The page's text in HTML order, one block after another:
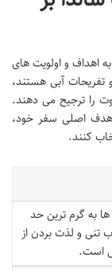
اهداف و اولویت های
آبی هستند،
را ترجیح می دهند.
هدف اصلی سفر خود،
کنند.
به گرم ترین حد
تنی و لذت بردن از
است.